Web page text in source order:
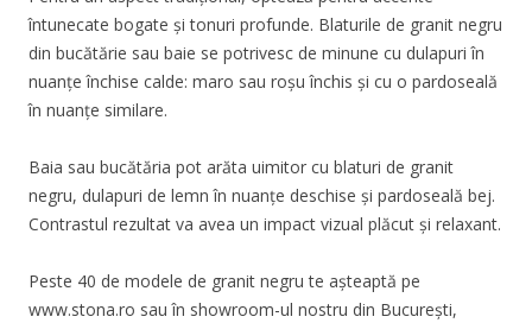
întunecate bogate și tonuri profunde. Blaturile de granit negru
din bucătărie sau baie se potrivesc de minune cu dulapuri în
nuanțe închise calde: maro sau roșu închis și cu o pardoseală
în nuanțe similare.
Baia sau bucătăria pot arăta uimitor cu blaturi de granit
negru, dulapuri de lemn în nuanțe deschise și pardoseală bej.
Contrastul rezultat va avea un impact vizual plăcut și relaxant.
Peste 40 de modele de granit negru te așteaptă pe
www.stona.ro sau în showroom-ul nostru din București,